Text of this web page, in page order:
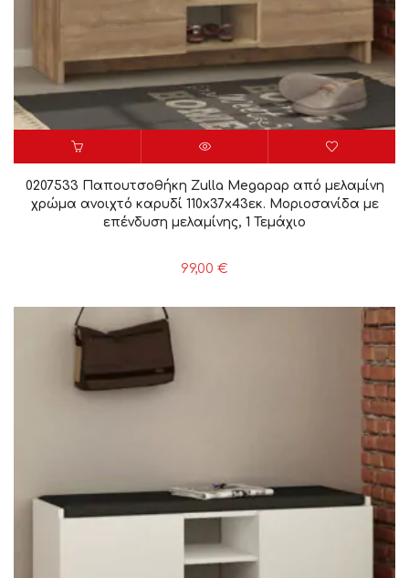
0207533 Παπουτσοθήκη Zulla Megapap από μελαμίνη
χρώμα ανοιχτό καρυδί 110x37x43εκ. Μοριοσανίδα με
επένδυση μελαμίνης, 1 Τεμάχιο
99,00 €